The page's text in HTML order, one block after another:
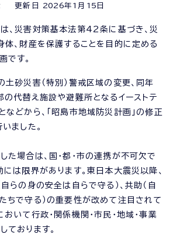
更新日 2026年1月 15 日
、災害対策基本法第42条に基づき、災
体、財産を保護することを目的に定める
です。
砂災害（特別）警戒区域の変更、同年
代替え施設や避難所となるイーストテ
などから、「昭島市地域防災計画」の修正
ました。
た場合は、国・都・市の連携が不可欠で
には限界があります。東日本大震災以降、
らの身の安全は自らで守る）、共助（自
ちで守る）の重要性が改めて注目されて
いて行政・関係機関・市民・地域・事業
ております。